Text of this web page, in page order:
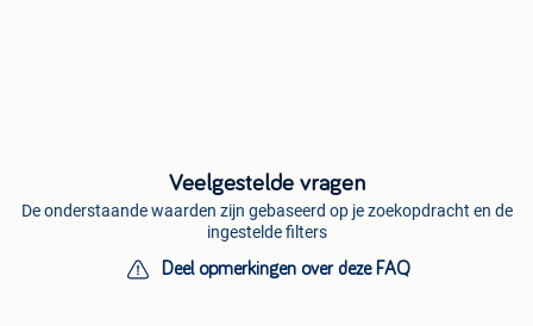
Veelgestelde vragen
De onderstaande waarden zijn gebaseerd op je zoekopdracht en de
ingestelde filters
Deel opmerkingen over deze FAQ